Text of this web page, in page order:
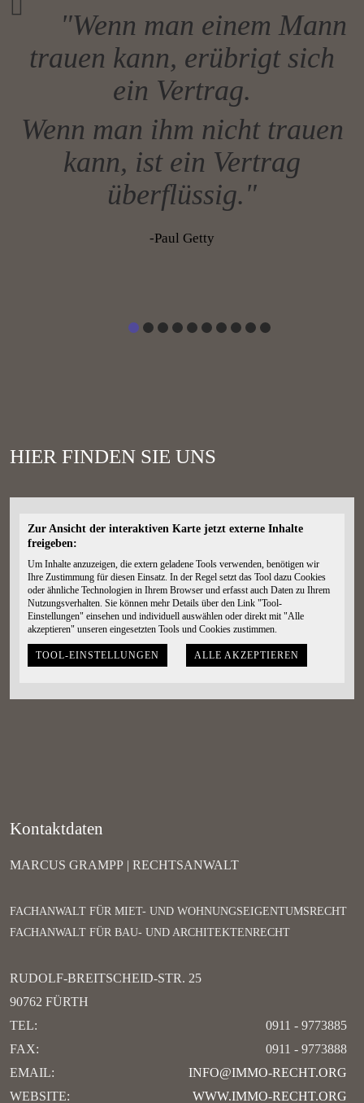
"Wenn man einem Mann
trauen kann, erübrigt sich
ein Vertrag.
Wenn man ihm nicht trauen
kann, ist ein Vertrag
überflüssig."
-Paul Getty
HIER FINDEN SIE UNS
Zur Ansicht der interaktiven Karte jetzt externe Inhalte
freigeben:
Um Inhalte anzuzeigen, die extern geladene Tools verwenden, benötigen wir
Ihre Zustimmung für diesen Einsatz. In der Regel setzt das Tool dazu Cookies
oder ähnliche Technologien in Ihrem Browser und erfasst auch Daten zu Ihrem
Nutzungsverhalten. Sie können mehr Details über den Link "Tool-
Einstellungen" einsehen und individuell auswählen oder direkt mit "Alle
akzeptieren" unseren eingesetzten Tools und Cookies zustimmen.
TOOL-EINSTELLUNGEN ALLE AKZEPTIEREN
Kontaktdaten
MARCUS GRAMPP | RECHTSANWALT
FACHANWALT FÜR MIET- UND WOHNUNGSEIGENTUMSRECHT
FACHANWALT FÜR BAU- UND ARCHITEKTENRECHT
RUDOLF-BREITSCHEID-STR. 25
90762 FÜRTH
TEL:
0911 - 9773885
FAX:
0911 - 9773888
EMAIL:
INFO@IMMO-RECHT.ORG
WEBSITE:
WWW.IMMO-RECHT.ORG